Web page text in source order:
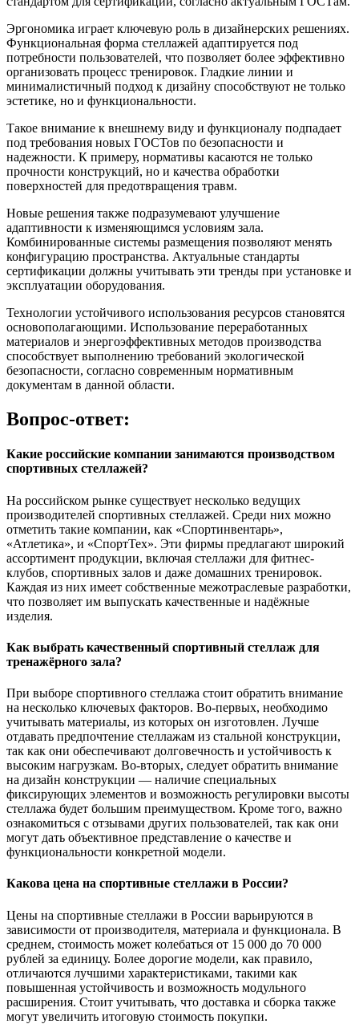
Эргономика играет ключевую роль в дизайнерских решениях.
Функциональная форма стеллажей адаптируется под
потребности пользователей, что позволяет более эффективно
организовать процесс тренировок. Гладкие линии и
минималистичный подход к дизайну способствуют не только
эстетике, но и функциональности.
Такое внимание к внешнему виду и функционалу подпадает
под требования новых ГОСТов по безопасности и
надежности. К примеру, нормативы касаются не только
прочности конструкций, но и качества обработки
поверхностей для предотвращения травм.
Новые решения также подразумевают улучшение
адаптивности к изменяющимся условиям зала.
Комбинированные системы размещения позволяют менять
конфигурацию пространства. Актуальные стандарты
сертификации должны учитывать эти тренды при установке и
эксплуатации оборудования.
Технологии устойчивого использования ресурсов становятся
основополагающими. Использование переработанных
материалов и энергоэффективных методов производства
способствует выполнению требований экологической
безопасности, согласно современным нормативным
документам в данной области.
Вопрос-ответ:
Какие российские компании занимаются производством
спортивных стеллажей?
На российском рынке существует несколько ведущих
производителей спортивных стеллажей. Среди них можно
отметить такие компании, как «Спортинвентарь»,
«Атлетика», и «СпортТех». Эти фирмы предлагают широкий
ассортимент продукции, включая стеллажи для фитнес-
клубов, спортивных залов и даже домашних тренировок.
Каждая из них имеет собственные межотраслевые разработки,
что позволяет им выпускать качественные и надёжные
изделия.
Как выбрать качественный спортивный стеллаж для
тренажёрного зала?
При выборе спортивного стеллажа стоит обратить внимание
на несколько ключевых факторов. Во-первых, необходимо
учитывать материалы, из которых он изготовлен. Лучше
отдавать предпочтение стеллажам из стальной конструкции,
так как они обеспечивают долговечность и устойчивость к
высоким нагрузкам. Во-вторых, следует обратить внимание
на дизайн конструкции — наличие специальных
фиксирующих элементов и возможность регулировки высоты
стеллажа будет большим преимуществом. Кроме того, важно
ознакомиться с отзывами других пользователей, так как они
могут дать объективное представление о качестве и
функциональности конкретной модели.
Какова цена на спортивные стеллажи в России?
Цены на спортивные стеллажи в России варьируются в
зависимости от производителя, материала и функционала. В
среднем, стоимость может колебаться от 15 000 до 70 000
рублей за единицу. Более дорогие модели, как правило,
отличаются лучшими характеристиками, такими как
повышенная устойчивость и возможность модульного
расширения. Стоит учитывать, что доставка и сборка также
могут увеличить итоговую стоимость покупки.